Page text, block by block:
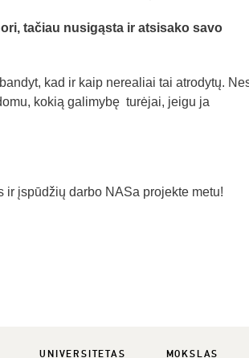
tačiau nusigąsta ir atsisako savo
kad ir kaip nerealiai tai atrodytų.
kokią galimybę turėjai, jeigu ja
ir įspūdžių darbo NASa projekte metu!
UNIVERSITETAS MOKSLAS